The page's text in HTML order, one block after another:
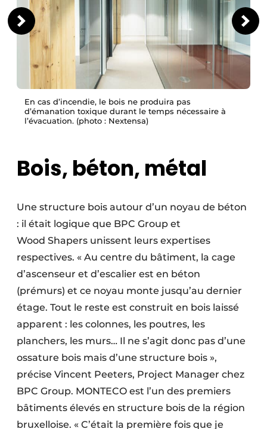
En cas d’incendie, le bois ne produira pas
d’émanation toxique durant le temps nécessaire à
l’évacuation. (photo : Nextensa)
Bois, béton, métal
Une structure bois autour d’un noyau de béton
: il était logique que BPC Group et
Wood Shapers unissent leurs expertises
respectives. « Au centre du bâtiment, la cage
d’ascenseur et d’escalier est en béton
(prémurs) et ce noyau monte jusqu’au dernier
étage. Tout le reste est construit en bois laissé
apparent : les colonnes, les poutres, les
planchers, les murs… Il ne s’agit donc pas d’une
ossature bois mais d’une structure bois »,
précise Vincent Peeters, Project Manager chez
BPC Group. MONTECO est l’un des premiers
bâtiments élevés en structure bois de la région
bruxelloise. « C’était la première fois que je